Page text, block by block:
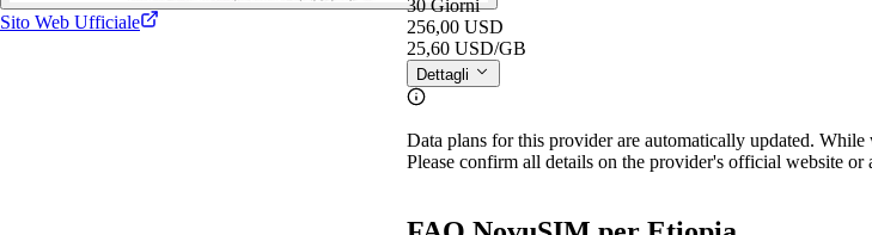
Sito Web Ufficiale
30 Giorni
256,00 USD
25,60 USD/GB
Dettagli
Data plans for this provider are automatically updated.
Please confirm all details on the provider's official website or